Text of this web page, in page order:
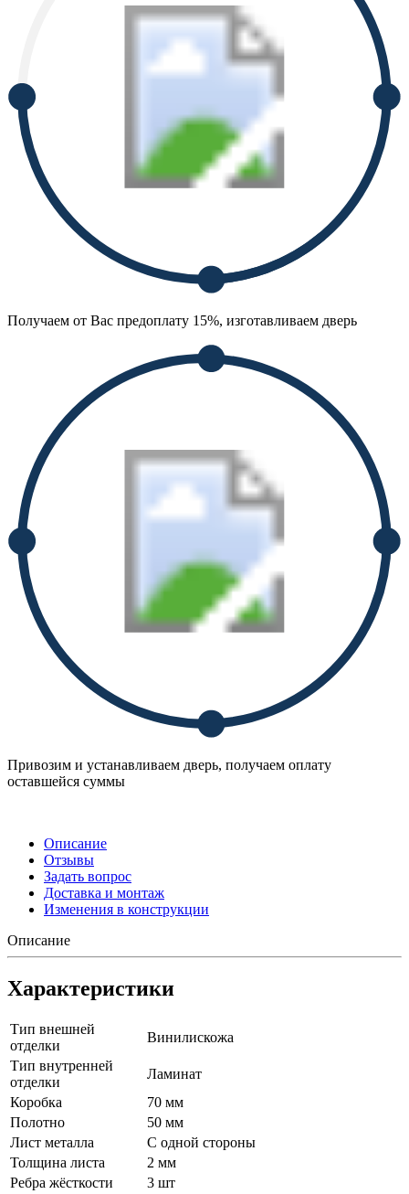
Получаем от Вас предоплату 15%, изготавливаем дверь
Привозим и устанавливаем дверь, получаем оплату
оставшейся суммы
Описание
Отзывы
Задать вопрос
Доставка и монтаж
Изменения в конструкции
Описание
Характеристики
Тип внешней
отделки
Винилискожа
Тип внутренней
отделки
Ламинат
Коробка
70 мм
Полотно
50 мм
Лист металла
С одной стороны
Толщина листа
2 мм
Ребра жёсткости
3 шт